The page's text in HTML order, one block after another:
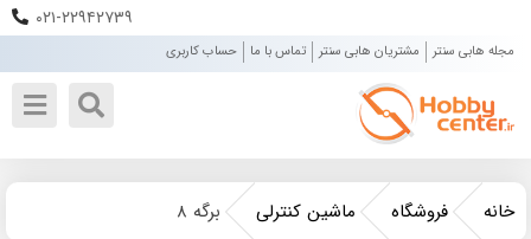
۰۲۱-۲۲۹۴۲۷۳۹
مجله هابی سنتر مشتریان هابی سنتر تماس با ما حساب کاربری
خانه فروشگاه ماشین کنترلی برگه ۸